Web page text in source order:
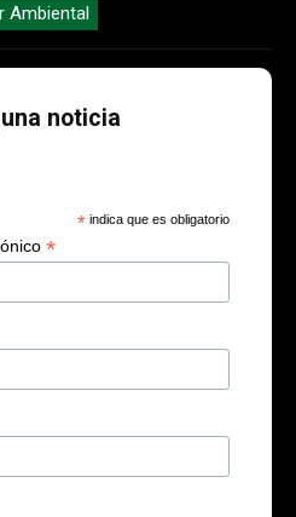
Ambiental
noticia
* indica que es obligatorio
*